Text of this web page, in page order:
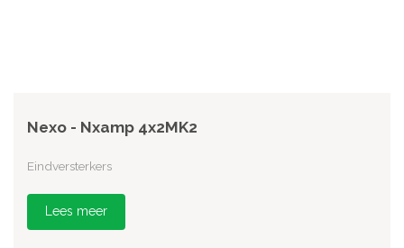
Nexo - Nxamp 4x2MK2
Eindversterkers
Lees meer